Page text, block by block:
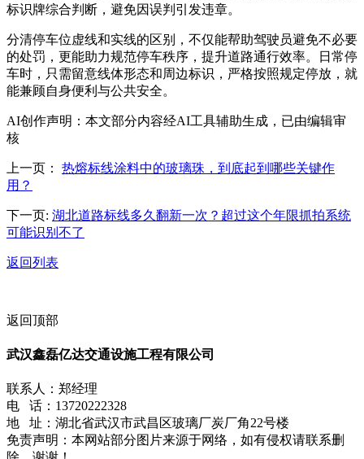
标识牌综合判断，避免因误判引发违章。
分清停车位虚线和实线的区别，不仅能帮助驾驶员避免不必要
的处罚，更能助力规范停车秩序，提升道路通行效率。日常停
车时，只需留意线体形态和周边标识，严格按照规定停放，就
能兼顾自身便利与公共安全。
AI创作声明：本文部分内容经AI工具辅助生成，已由编辑审
核
上一页： 热熔标线涂料中的玻璃珠，到底起到哪些关键作
用？
下一页: 湖北道路标线多久翻新一次？超过这个年限抓拍系统
可能识别不了
返回列表
返回顶部
武汉鑫磊亿达交通设施工程有限公司
联系人：郑经理
电 话：13720222328
地 址：湖北省武汉市武昌区玻璃厂炭厂角22号楼
免责声明：本网站部分图片来源于网络，如有侵权请联系删